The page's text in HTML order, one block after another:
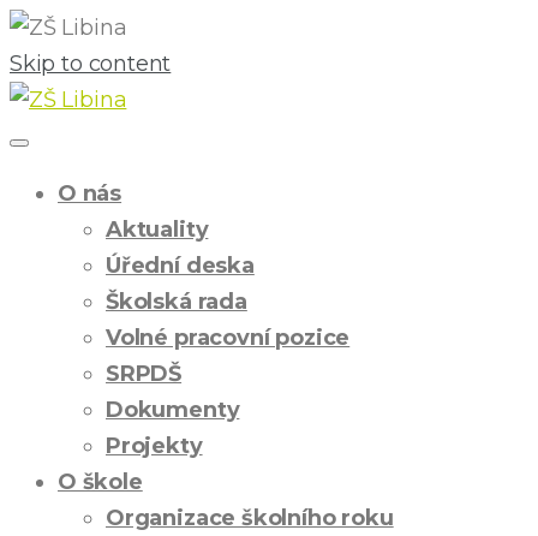
Skip to content
O nás
Aktuality
Úřední deska
Školská rada
Volné pracovní pozice
SRPDŠ
Dokumenty
Projekty
O škole
Organizace školního roku